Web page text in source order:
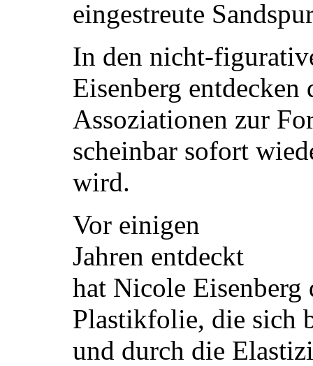
eingestreute
In den nicht-
Eisenberg entdecken
Assoziationen zur
scheinbar sofort
wird.
Vor einigen
Jahren entdeckt
hat Nicole
Plastikfolie, die sich
und durch die